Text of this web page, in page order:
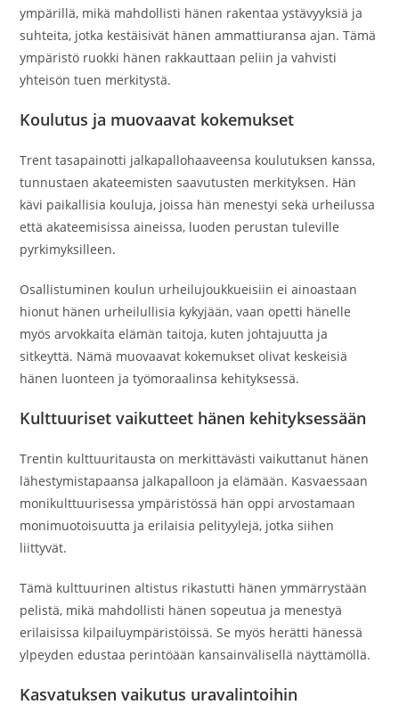
ympärillä, mikä mahdollisti hänen rakentaa ystävyyksiä ja
suhteita, jotka kestäisivät hänen ammattiuransa ajan. Tämä
ympäristö ruokki hänen rakkauttaan peliin ja vahvisti
yhteisön tuen merkitystä.
Koulutus ja muovaavat kokemukset
Trent tasapainotti jalkapallohaaveensa koulutuksen kanssa,
tunnustaen akateemisten saavutusten merkityksen. Hän
kävi paikallisia kouluja, joissa hän menestyi sekä urheilussa
että akateemisissa aineissa, luoden perustan tuleville
pyrkimyksilleen.
Osallistuminen koulun urheilujoukkueisiin ei ainoastaan
hionut hänen urheilullisia kykyjään, vaan opetti hänelle
myös arvokkaita elämän taitoja, kuten johtajuutta ja
sitkeyttä. Nämä muovaavat kokemukset olivat keskeisiä
hänen luonteen ja työmoraalinsa kehityksessä.
Kulttuuriset vaikutteet hänen kehityksessään
Trentin kulttuuritausta on merkittävästi vaikuttanut hänen
lähestymistapaansa jalkapalloon ja elämään. Kasvaessaan
monikulttuurisessa ympäristössä hän oppi arvostamaan
monimuotoisuutta ja erilaisia pelityylejä, jotka siihen
liittyvät.
Tämä kulttuurinen altistus rikastutti hänen ymmärrystään
pelistä, mikä mahdollisti hänen sopeutua ja menestyä
erilaisissa kilpailuympäristöissä. Se myös herätti hänessä
ylpeyden edustaa perintöään kansainvälisellä näyttämöllä.
Kasvatuksen vaikutus uravalintoihin